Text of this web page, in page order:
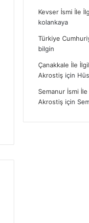
Kevser İsmi İle
kolankaya
Türkiye
bilgin
Çanakkale İle
Akrostiş için
Semanur İsmi
Akrostiş için